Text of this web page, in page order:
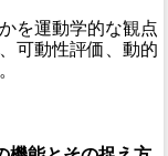
を運動学的な観点
可動性評価、動的